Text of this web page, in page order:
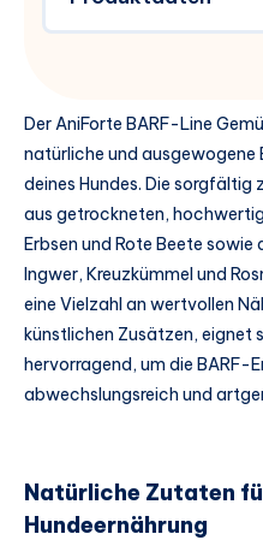
Der AniForte BARF-Line
natürliche und ausgewogene
deines Hundes. Die
aus getrockneten,
Erbsen und Rote Beete
Ingwer, Kreuzkümmel und
eine Vielzahl an wertvollen
künstlichen Zusätzen, eignet
hervorragend, um die BARF-
abwechslungsreich und
Natürliche Zutaten
Hundeernährung